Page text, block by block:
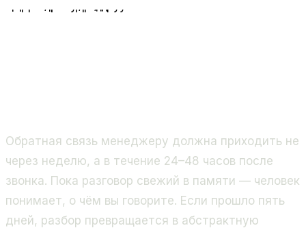
Обратная связь менеджеру должна приходить не
через неделю, а в течение 24–48 часов после
звонка. Пока разговор свежий в памяти — человек
понимает, о чём вы говорите. Если прошло пять
дней, разбор превращается в абстрактную